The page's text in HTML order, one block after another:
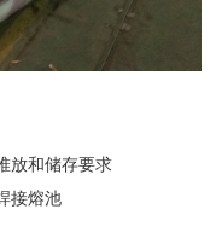
放和储存要求
接熔池